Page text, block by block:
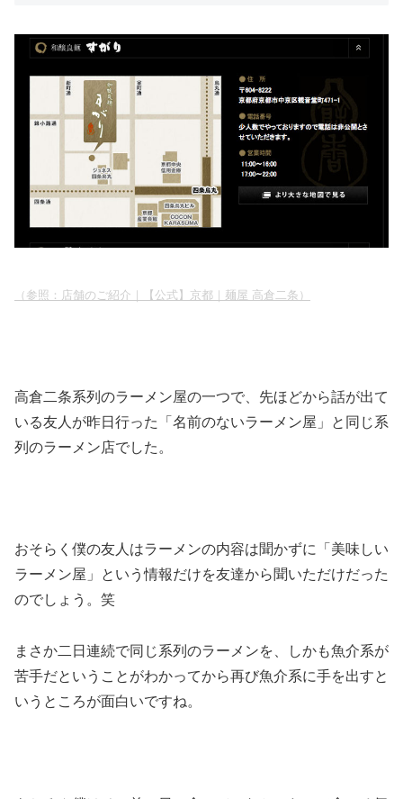
（参照：店舗のご紹介｜【公式】京都｜麺屋 高倉二条）
高倉二条系列のラーメン屋の一つで、先ほどから話が出て
いる友人が昨日行った「名前のないラーメン屋」と同じ系
列のラーメン店でした。
おそらく僕の友人はラーメンの内容は聞かずに「美味しい
ラーメン屋」という情報だけを友達から聞いただけだった
のでしょう。笑
まさか二日連続で同じ系列のラーメンを、しかも魚介系が
苦手だということがわかってから再び魚介系に手を出すと
いうところが面白いですね。